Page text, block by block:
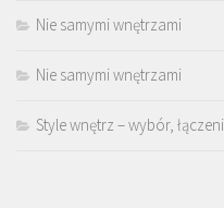
Nie samymi wnętrzami
Nie samymi wnętrzami
Style wnętrz – wybór,